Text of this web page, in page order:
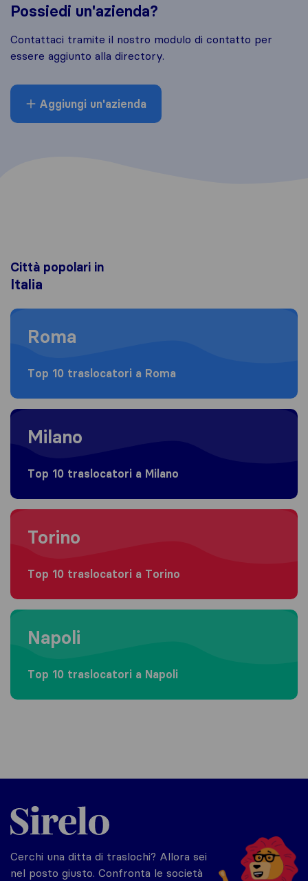
Possiedi un'azienda?
Contattaci tramite il nostro modulo di contatto per
essere aggiunto alla directory.
Aggiungi un'azienda
Città popolari in
Italia
Moving to Roma
Roma
Top 10 traslocatori a Roma
Moving to Milano
Milano
Top 10 traslocatori a Milano
Moving to Torino
Torino
Top 10 traslocatori a Torino
Moving to Napoli
Napoli
Top 10 traslocatori a Napoli
Sirelo.it
Cerchi una ditta di traslochi? Allora sei
nel posto giusto. Confronta le società